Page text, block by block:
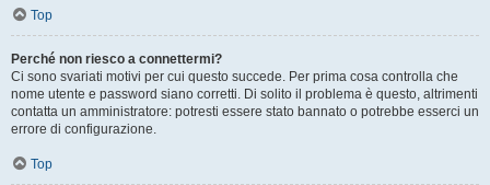
Top
Perché non riesco a connettermi?
Ci sono svariati motivi per cui questo succede. Per prima cosa controlla che
nome utente e password siano corretti. Di solito il problema è questo, altrimenti
contatta un amministratore: potresti essere stato bannato o potrebbe esserci un
errore di configurazione.
Top